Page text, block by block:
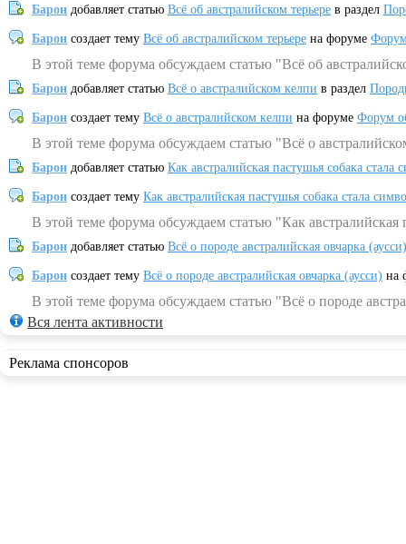
Барон добавляет статью Всё об австралийском терьере в раздел
Барон создает тему Всё об австралийском терьере на форуме
В этой теме форума обсуждаем статью "Всё об
Барон добавляет статью Всё о австралийском келпи в раздел
Барон создает тему Всё о австралийском келпи на форуме Форум
В этой теме форума обсуждаем статью "Всё о
Барон добавляет статью Как австралийская пастушья собака
Барон создает тему Как австралийская пастушья собака стала
В этой теме форума обсуждаем статью "Как
Барон добавляет статью Всё о породе австралийская овчарка (аусси)
Барон создает тему Всё о породе австралийская овчарка (аусси) на
В этой теме форума обсуждаем статью "Всё о породе
Вся лента активности
Реклама спонсоров